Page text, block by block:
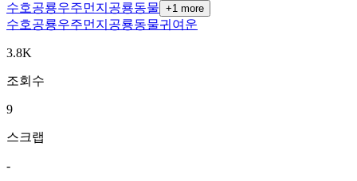
수호공룡우주먼지 공룡동물 +1 more
수호공룡우주먼지 공룡동물귀여운
3.8K
조회수
9
스크랩
-